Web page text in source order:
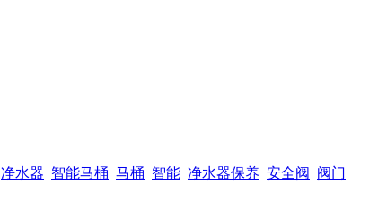
净水器 智能马桶 马桶 智能 净水器保养 安全阀 阀门